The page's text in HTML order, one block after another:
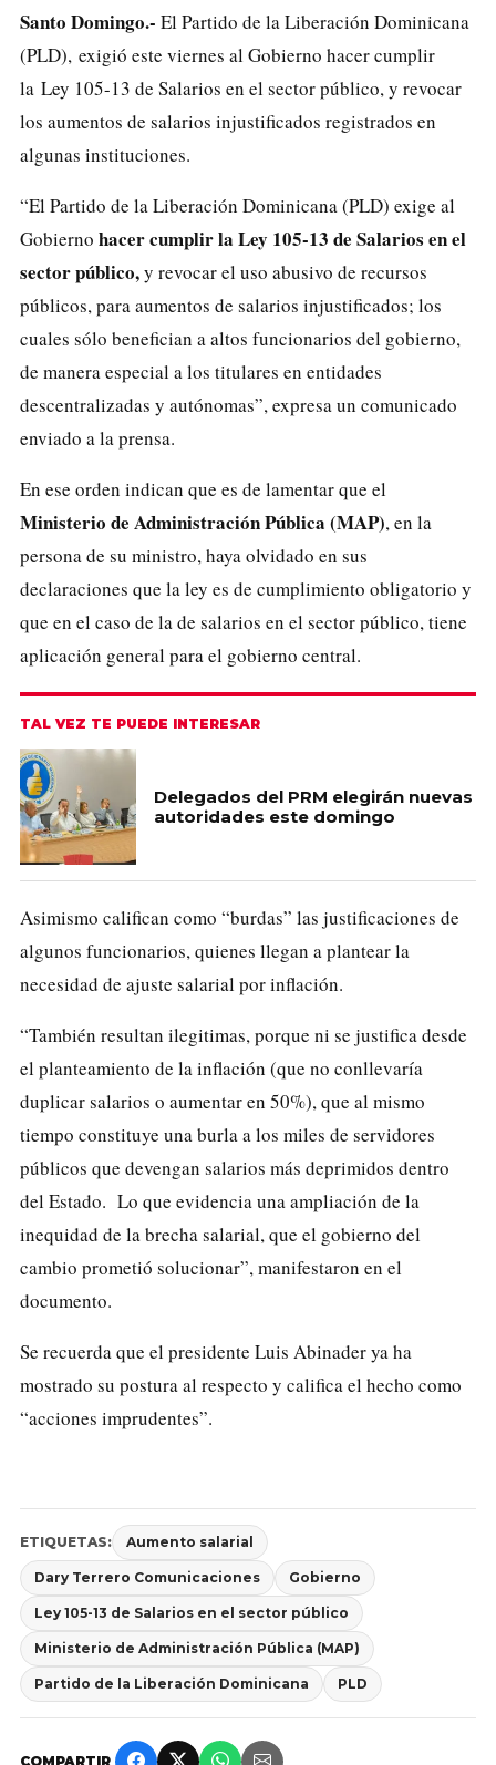
Santo Domingo.- El Partido de la Liberación Dominicana
(PLD), exigió este viernes al Gobierno hacer cumplir
la Ley 105-13 de Salarios en el sector público, y revocar
los aumentos de salarios injustificados registrados en
algunas instituciones.
“El Partido de la Liberación Dominicana (PLD) exige al
Gobierno hacer cumplir la Ley 105-13 de Salarios en el
sector público,y revocar el uso abusivo de recursos
públicos, para aumentos de salarios injustificados; los
cuales sólo benefician a altos funcionarios del gobierno,
de manera especial a los titulares en entidades
descentralizadas y autónomas”, expresa un comunicado
enviado a la prensa.
En ese orden indican que es de lamentar que el
Ministerio de Administración Pública (MAP), en la
persona de su ministro, haya olvidado en sus
declaraciones que la ley es de cumplimiento obligatorio y
que en el caso de la de salarios en el sector público, tiene
aplicación general para el gobierno central.
TAL VEZ TE PUEDE INTERESAR
Delegados del PRM elegirán nuevas
autoridades este domingo
Asimismo califican como “burdas” las justificaciones de
algunos funcionarios, quienes llegan a plantear la
necesidad de ajuste salarial por inflación.
“También resultan ilegitimas, porque ni se justifica desde
el planteamiento de la inflación (que no conllevaría
duplicar salarios o aumentar en 50%), que al mismo
tiempo constituye una burla a los miles de servidores
públicos que devengan salarios más deprimidos dentro
del Estado. Lo que evidencia una ampliación de la
inequidad de la brecha salarial, que el gobierno del
cambio prometió solucionar”, manifestaron en el
documento.
Se recuerda que el presidente Luis Abinader ya ha
mostrado su postura al respecto y califica el hecho como
“acciones imprudentes”.
ETIQUETAS: Aumento salarial
Dary Terrero Comunicaciones Gobierno
Ley 105-13 de Salarios en el sector público
Ministerio de Administración Pública (MAP)
Partido de la Liberación Dominicana PLD
COMPARTIR